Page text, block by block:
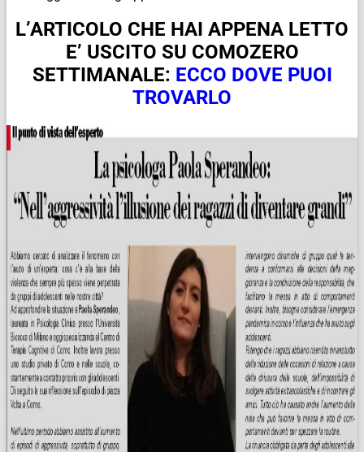
L’ARTICOLO CHE HAI APPENA LETTO
E’ USCITO SU COMOZERO
SETTIMANALE: ECCO DOVE PUOI
TROVARLO